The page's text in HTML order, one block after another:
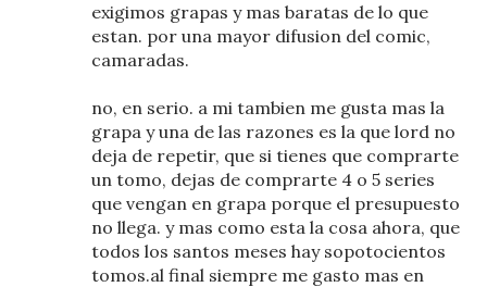
exigimos grapas y mas baratas de lo que
estan. por una mayor difusion del comic,
camaradas.
no, en serio. a mi tambien me gusta mas la
grapa y una de las razones es la que lord no
deja de repetir, que si tienes que comprarte
un tomo, dejas de comprarte 4 o 5 series
que vengan en grapa porque el presupuesto
no llega. y mas como esta la cosa ahora, que
todos los santos meses hay sopotocientos
tomos.al final siempre me gasto mas en